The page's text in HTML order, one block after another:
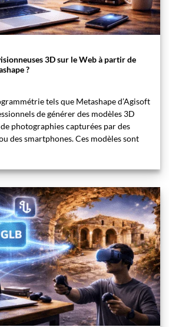
3D sur le Web à partir de
?
tels que Metashape d’Agisoft
de générer des modèles 3D
photographies capturées par des
des smartphones. Ces modèles sont